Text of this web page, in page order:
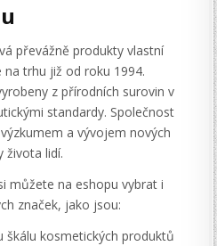
převážně produkty vlastní
trhu již od roku 1994.
z přírodních surovin v
standardy. Společnost
a vývojem nových
života lidí.
můžete na eshopu vybrat i
značek, jako jsou:
škálu kosmetických produktů